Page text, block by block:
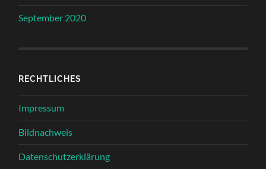
September 2020
RECHTLICHES
Impressum
Bildnachweis
Datenschutzerklärung